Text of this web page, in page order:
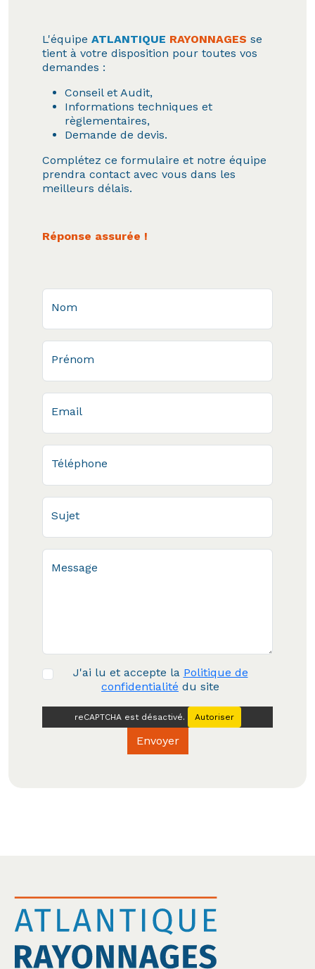
L'équipe ATLANTIQUE RAYONNAGES se
tient à votre disposition pour toutes vos
demandes :
Conseil et Audit,
Informations techniques et
règlementaires,
Demande de devis.
Complétez ce formulaire et notre équipe
prendra contact avec vous dans les
meilleurs délais.
Réponse assurée !
Nom
Prénom
Email
Téléphone
Sujet
Message
J'ai lu et accepte la Politique de
confidentialité du site
reCAPTCHA est désactivé. Autoriser
Envoyer